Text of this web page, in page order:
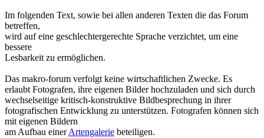
Im folgenden Text, sowie bei allen anderen Texten die das Forum
betreffen,
wird auf eine geschlechtergerechte Sprache verzichtet, um eine
bessere
Lesbarkeit zu ermöglichen.
Das makro-forum verfolgt keine wirtschaftlichen Zwecke. Es
erlaubt Fotografen, ihre eigenen Bilder hochzuladen und sich durch
wechselseitige kritisch-konstruktive Bildbesprechung in ihrer
fotografischen Entwicklung zu unterstützen. Fotografen können sich
mit eigenen Bildern
am Aufbau einerArtengalerie beteiligen.